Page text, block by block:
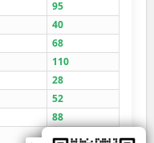
95
40
68
110
28
52
88
35
≤3400